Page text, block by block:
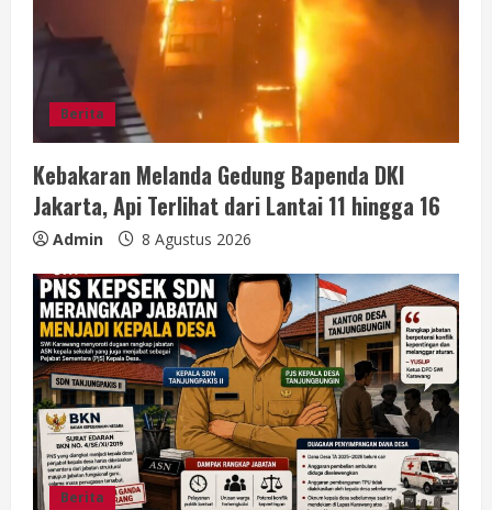
Berita
Kebakaran Melanda Gedung Bapenda DKI
Jakarta, Api Terlihat dari Lantai 11 hingga 16
Admin 8 Agustus 2026
Berita